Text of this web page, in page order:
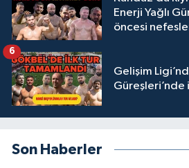
Enerji Yağlı
öncesi
Gelişim
Güreşleri’nde
6
Son Haberler